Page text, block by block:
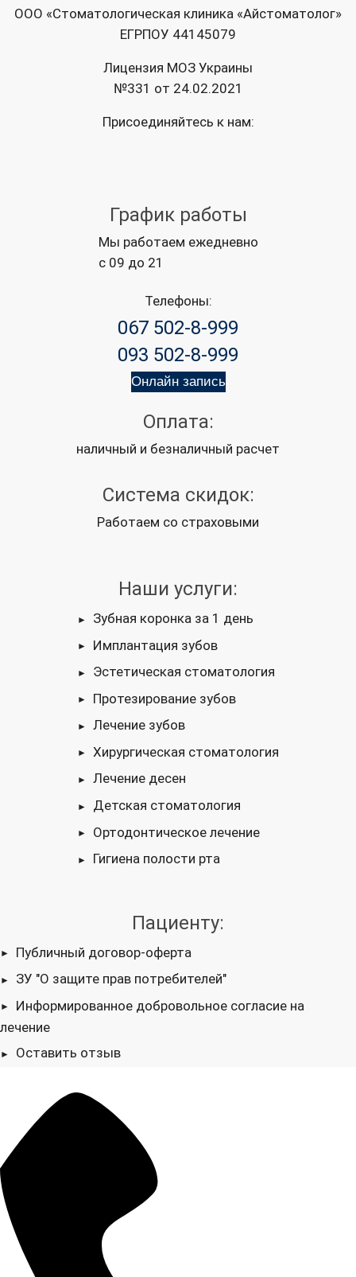
ООО «Стоматологическая клиника «Айстоматолог»
ЕГРПОУ 44145079
Лицензия МОЗ Украины
№331 от 24.02.2021
Присоединяйтесь к нам:
График работы
Мы работаем ежедневно
с 09 до 21
Телефоны:
067 502-8-999
093 502-8-999
Онлайн запись
Оплата:
наличный и безналичный расчет
Система скидок:
Работаем со страховыми
Наши услуги:
Зубная коронка за 1 день
Имплантация зубов
Эстетическая стоматология
Протезирование зубов
Лечение зубов
Хирургическая стоматология
Лечение десен
Детская стоматология
Ортодонтическое лечение
Гигиена полости рта
Пациенту:
Публичный договор-оферта
ЗУ "О защите прав потребителей"
Информированное добровольное согласие на
лечение
Оставить отзыв